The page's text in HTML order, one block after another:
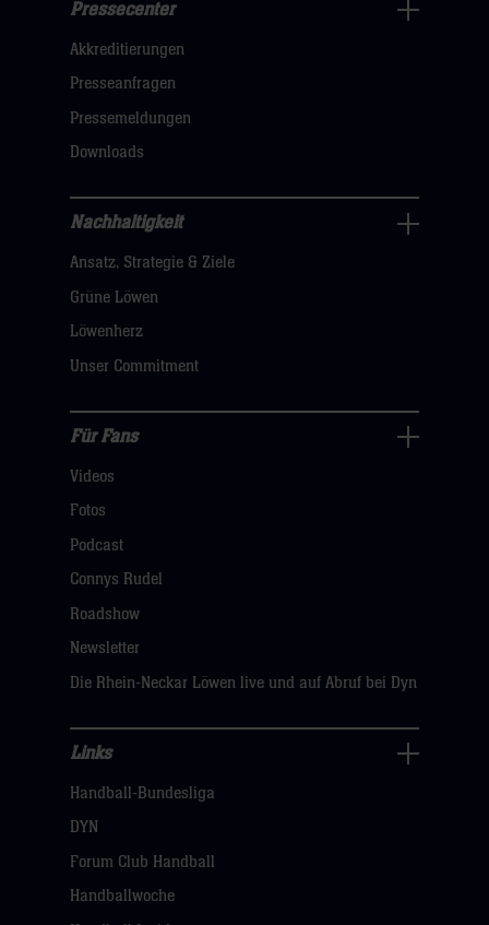
Navigation
öffnen,
dann
klicken
hier
Pressecenter
Akkreditierungen
Presseanfragen
Pressemeldungen
Downloads
Nachhaltigkeit
Navigation
öffnen,
dann
hier
Nachhaltigkeit
Ansatz, Strategie & Ziele
Grüne Löwen
Löwenherz
Unser Commitment
Fans
Navigation
öffnen,
dann
hier
Für Fans
Videos
Fotos
Podcast
Connys Rudel
Roadshow
Newsletter
Die Rhein-Neckar Löwen live und auf Abruf bei Dyn
Navigation
öffnen,
dann
klicken
Links
Handball-Bundesliga
DYN
Forum Club Handball
Handballwoche